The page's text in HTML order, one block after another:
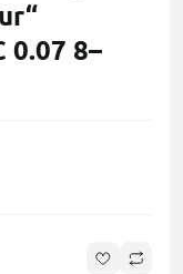
0.07 8–